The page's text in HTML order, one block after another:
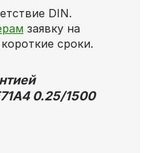
DIN.
заявку на
сроки.
0.25/1500